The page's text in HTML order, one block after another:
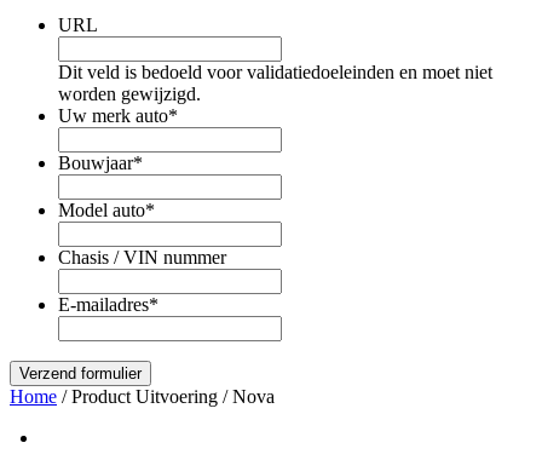
URL
Dit veld is bedoeld voor validatiedoeleinden en moet niet
worden gewijzigd.
Uw merk auto*
Bouwjaar*
Model auto*
Chasis / VIN nummer
E-mailadres*
Home / Product Uitvoering / Nova